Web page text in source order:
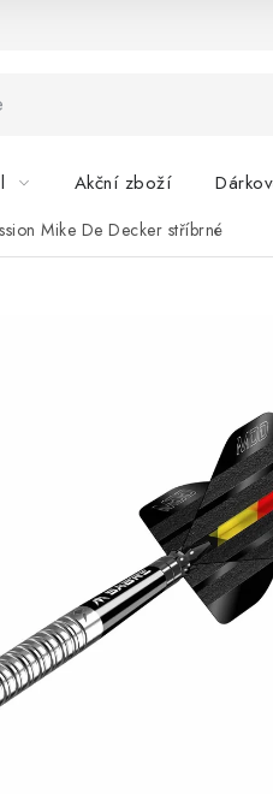
Akční zboží
Mike De Decker stříbrné